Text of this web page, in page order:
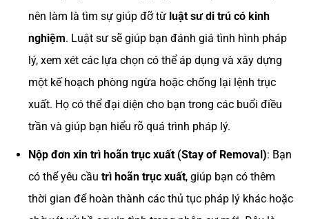
nên làm là tìm sự giúp đỡ từ luật sư di trú có kinh
nghiệm. Luật sư sẽ giúp bạn đánh giá tình hình pháp
lý, xem xét các lựa chọn có thể áp dụng và xây dựng
một kế hoạch phòng ngừa hoặc chống lại lệnh trục
xuất. Họ có thể đại diện cho bạn trong các buổi điều
trần và giúp bạn hiểu rõ quá trình pháp lý​.
Nộp đơn xin trì hoãn trục xuất (Stay of Removal): Bạn
có thể yêu cầu trì hoãn trục xuất, giúp bạn có thêm
thời gian để hoàn thành các thủ tục pháp lý khác hoặc